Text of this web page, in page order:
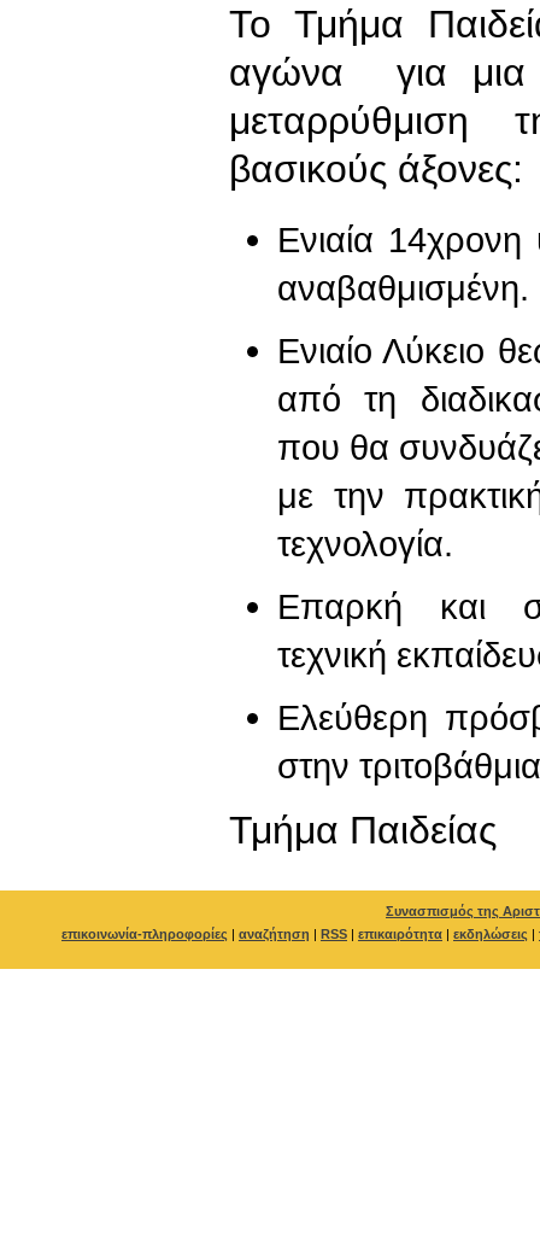
Το Τμήμα
αγώνα για μια
μεταρρύθμιση
βασικούς άξονες:
Ενιαία 14χρονη
αναβαθμισμένη.
Ενιαίο Λύκειο
από τη
που θα
με την
τεχνολογία.
Επαρκή και
τεχνική
Ελεύθερη
στην
Τμήμα Παιδείας
Συνασπισμός της
επικοινωνία-πληροφορίες | αναζήτηση | RSS | επικαιρότητα | εκδηλώσεις |